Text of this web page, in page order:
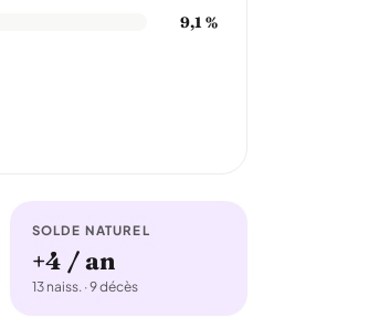
9,1 %
SOLDE NATUREL
+4 / an
13 naiss. · 9 décès